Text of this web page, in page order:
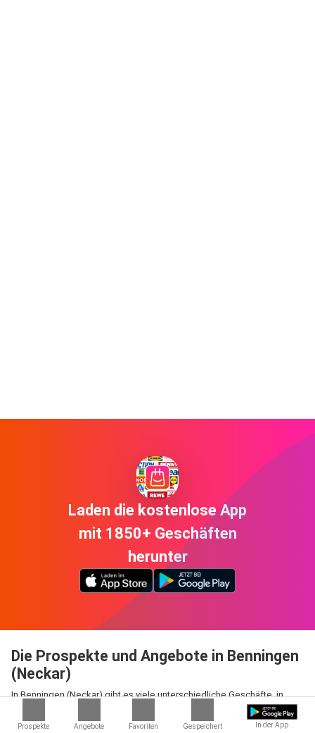
Prospekte Angebote Favoriten Gespeichert In der App
Laden die kostenlose App
mit 1850+ Geschäften
herunter
Die Prospekte und Angebote in Benningen
(Neckar)
In Benningen (Neckar) gibt es viele unterschiedliche Geschäfte, in
denen Sie wunderbar shoppen gehen können. Dabei finden Sie nicht
nur Artikel des täglichen Bedarfs in den bekannten Supermärkten,